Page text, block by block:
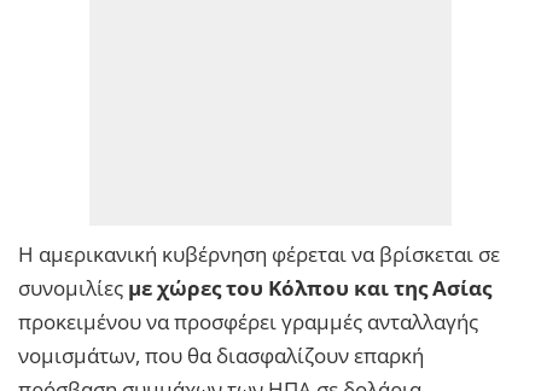
H αμερικανική κυβέρνηση φέρεται να βρίσκεται σε
συνομιλίες με χώρες του Κόλπου και της Ασίας
προκειμένου να προσφέρει γραμμές ανταλλαγής
νομισμάτων, που θα διασφαλίζουν επαρκή